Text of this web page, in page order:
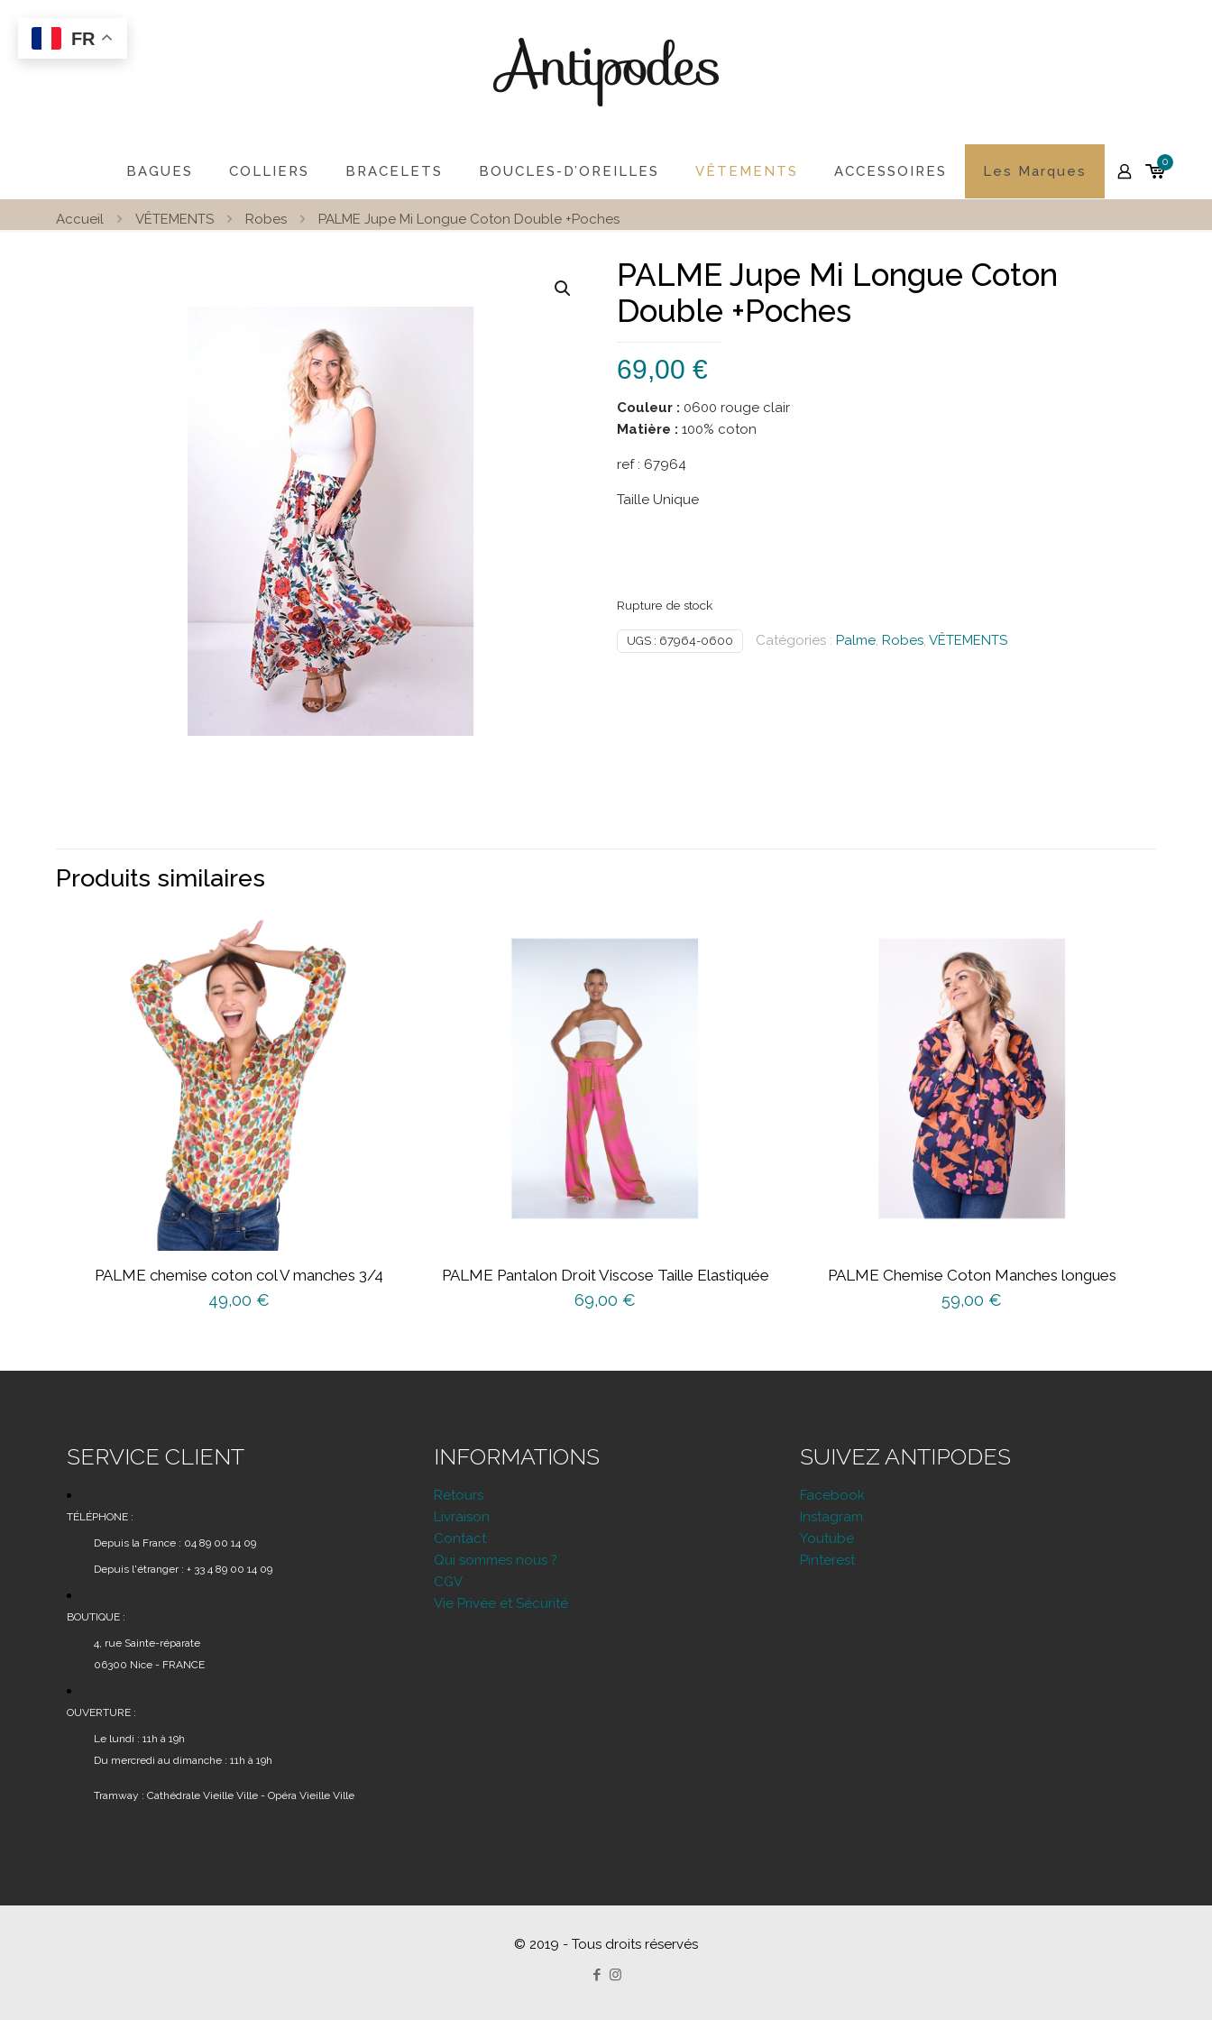
BAGUES COLLIERS BRACELETS BOUCLES-D’OREILLES VÊTEMENTS ACCESSOIRES Les Marques
0
Accueil VÊTEMENTS Robes PALME Jupe Mi Longue Coton Double +Poches
PALME Jupe Mi Longue Coton
Double +Poches
69,00 €
Couleur : 0600 rouge clair
Matière : 100% coton
ref : 67964
Taille Unique
Rupture de stock
UGS : 67964-0600 Catégories : Palme, Robes, VÊTEMENTS
Produits similaires
PALME chemise coton col V manches 3/4
49,00 €
sur
la
PALME Pantalon Droit Viscose Taille Elastiquée
69,00 €
PALME Chemise Coton Manches longues
59,00 €
SERVICE CLIENT
TÉLÉPHONE :
Depuis la France : 04 89 00 14 09
Depuis l'étranger : + 33 4 89 00 14 09
BOUTIQUE :
4, rue Sainte-réparate
06300 Nice - FRANCE
OUVERTURE :
Le lundi : 11h à 19h
Du mercredi au dimanche : 11h à 19h
Tramway : Cathédrale Vieille Ville - Opéra Vieille Ville
INFORMATIONS
Retours
Livraison
Contact
Qui sommes nous ?
CGV
Vie Privée et Sécurité
SUIVEZ ANTIPODES
Facebook
Instagram
Youtube
Pinterest
© 2019 - Tous droits réservés
FR